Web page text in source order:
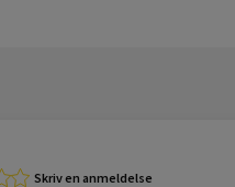
Skriv en anmeldelse